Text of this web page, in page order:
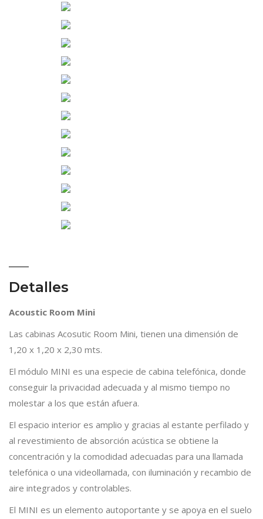
Detalles
Acoustic Room Mini
Las cabinas Acosutic Room Mini, tienen una dimensión de
1,20 x 1,20 x 2,30 mts.
El módulo MINI es una especie de cabina telefónica, donde
conseguir la privacidad adecuada y al mismo tiempo no
molestar a los que están afuera.
El espacio interior es amplio y gracias al estante perfilado y
al revestimiento de absorción acústica se obtiene la
concentración y la comodidad adecuadas para una llamada
telefónica o una videollamada, con iluminación y recambio de
aire integrados y controlables.
El MINI es un elemento autoportante y se apoya en el suelo